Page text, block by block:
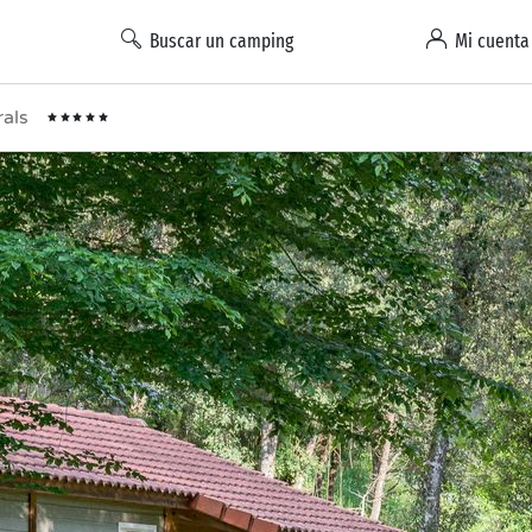
Buscar un camping Mi cuenta